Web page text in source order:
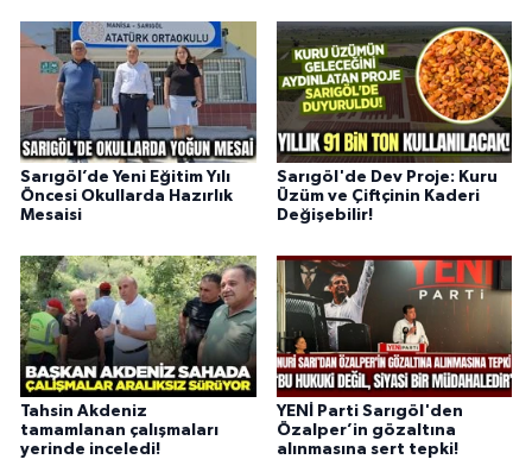
Sarıgöl’de Yeni Eğitim Yılı
Öncesi Okullarda Hazırlık
Mesaisi
Sarıgöl'de Dev Proje: Kuru
Üzüm ve Çiftçinin Kaderi
Değişebilir!
Tahsin Akdeniz
tamamlanan çalışmaları
yerinde inceledi!
YENİ Parti Sarıgöl'den
Özalper’in gözaltına
alınmasına sert tepki!